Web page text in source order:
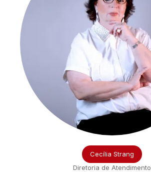
Cecília Strang
Diretoria de Atendimento